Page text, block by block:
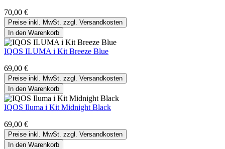
70,00 €
Preise inkl. MwSt. zzgl. Versandkosten
In den Warenkorb
IQOS ILUMA i Kit Breeze Blue
69,00 €
Preise inkl. MwSt. zzgl. Versandkosten
In den Warenkorb
IQOS Iluma i Kit Midnight Black
69,00 €
Preise inkl. MwSt. zzgl. Versandkosten
In den Warenkorb